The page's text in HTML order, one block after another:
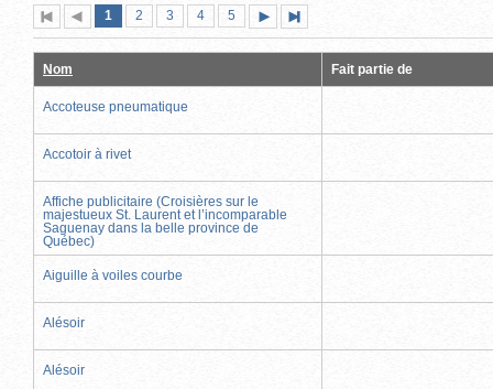
Première
page
Page
précédente
Page
1 (page
actuelle)
Page
2 Page
3 Page
4 Page
5
suivante
page
Nom Fait partie de
Accoteuse pneumatique
Accotoir à rivet
Affiche publicitaire (Croisières sur le
majestueux St. Laurent et l’incomparable
Saguenay dans la belle province de
Québec)
Aiguille à voiles courbe
Alésoir
Alésoir